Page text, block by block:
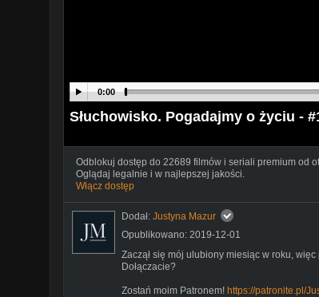
0:00
Słuchowisko. Pogadajmy o życiu -
Odblokuj dostęp do 22689 filmów i seriali premium od
Oglądaj legalnie i w najlepszej jakości.
Włącz dostęp
Dodał: Justyna Mazur
Opublikowano: 2019-12-01
Zaczął się mój ulubiony miesiąc w roku,
Dołączacie?
Zostań moim Patronem! https://patronite.pl/